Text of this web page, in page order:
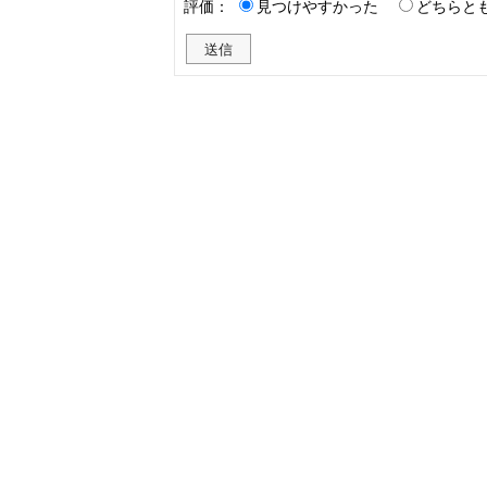
評価：
見つけやすかった どちらと